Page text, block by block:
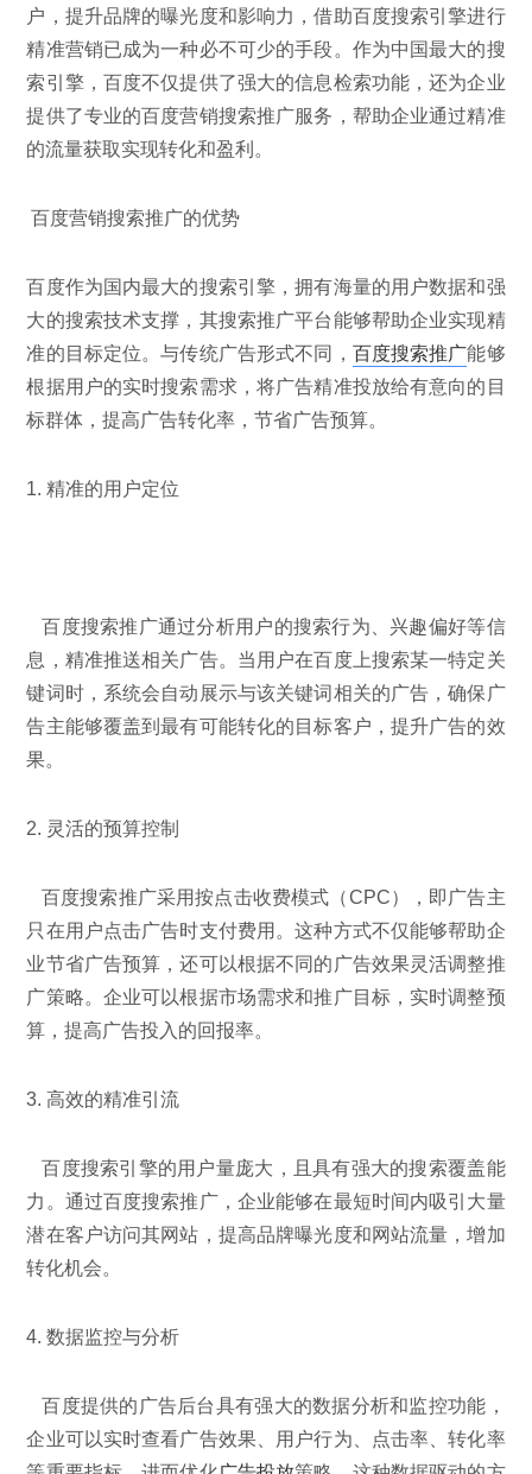
户，提升品牌的曝光度和影响力，借助百度搜索引擎进行
精准营销已成为一种必不可少的手段。作为中国最大的搜
索引擎，百度不仅提供了强大的信息检索功能，还为企业
提供了专业的百度营销搜索推广服务，帮助企业通过精准
的流量获取实现转化和盈利。
百度营销搜索推广的优势
百度作为国内最大的搜索引擎，拥有海量的用户数据和强
大的搜索技术支撑，其搜索推广平台能够帮助企业实现精
准的目标定位。与传统广告形式不同， 百度搜索推广能够
根据用户的实时搜索需求，将广告精准投放给有意向的目
标群体，提高广告转化率，节省广告预算。
1. 精准的用户定位
百度搜索推广通过分析用户的搜索行为、兴趣偏好等信
息，精准推送相关广告。当用户在百度上搜索某一特定关
键词时，系统会自动展示与该关键词相关的广告，确保广
告主能够覆盖到最有可能转化的目标客户，提升广告的效
果。
2. 灵活的预算控制
百度搜索推广采用按点击收费模式（CPC），即广告主
只在用户点击广告时支付费用。这种方式不仅能够帮助企
业节省广告预算，还可以根据不同的广告效果灵活调整推
广策略。企业可以根据市场需求和推广目标，实时调整预
算，提高广告投入的回报率。
3. 高效的精准引流
百度搜索引擎的用户量庞大，且具有强大的搜索覆盖能
力。通过百度搜索推广，企业能够在最短时间内吸引大量
潜在客户访问其网站，提高品牌曝光度和网站流量，增加
转化机会。
4. 数据监控与分析
百度提供的广告后台具有强大的数据分析和监控功能，
企业可以实时查看广告效果、用户行为、点击率、转化率